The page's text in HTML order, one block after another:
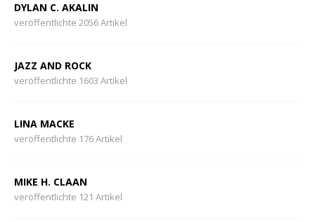
DYLAN C. AKALIN
veröffentlichte 2056 Artikel
JAZZ AND ROCK
veröffentlichte 1603 Artikel
LINA MACKE
veröffentlichte 176 Artikel
MIKE H. CLAAN
veröffentlichte 121 Artikel